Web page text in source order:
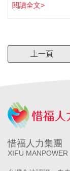
閱讀全文>
上一頁
惜福人力集團
XIFU MANPOWER